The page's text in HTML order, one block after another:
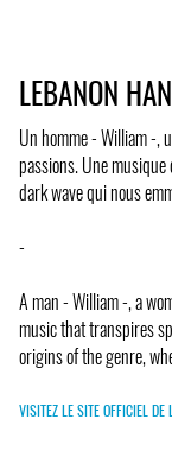
LEBANON
Un homme - William -,
passions. Une
dark wave qui nous
-
A man - William -, a
music that transpires
origins of the genre,
VISITEZ LE SITE OFFICIEL DE